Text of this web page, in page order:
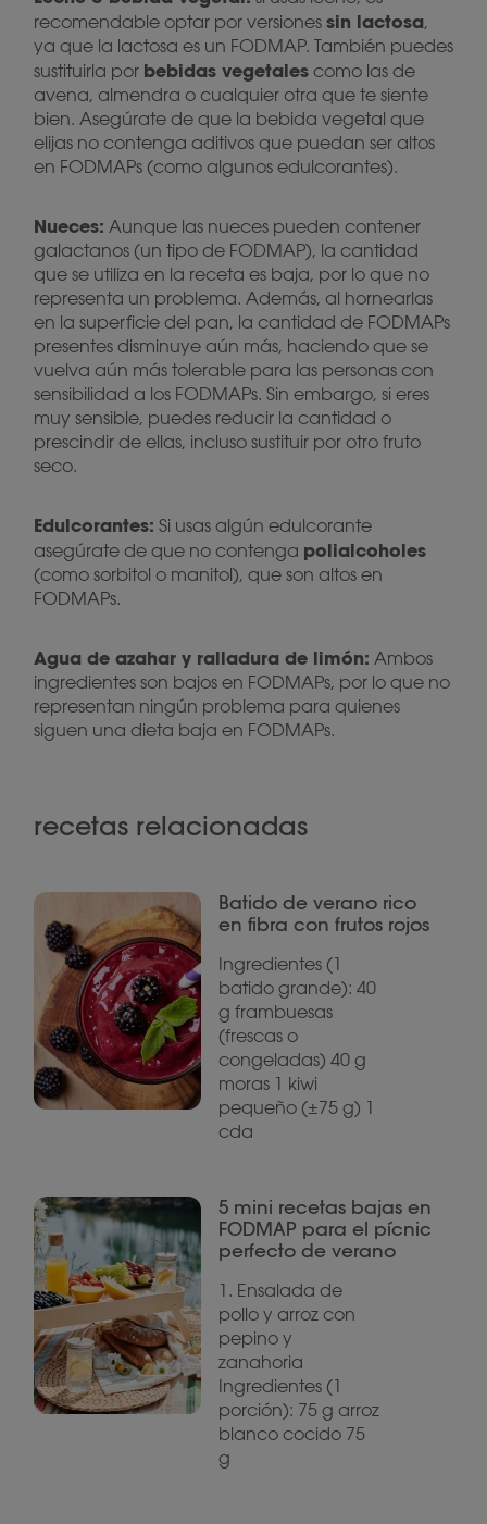
recomendable optar por versiones sin lactosa,
ya que la lactosa es un FODMAP. También puedes
sustituirla por bebidas vegetales como las de
avena, almendra o cualquier otra que te siente
bien. Asegúrate de que la bebida vegetal que
elijas no contenga aditivos que puedan ser altos
en FODMAPs (como algunos edulcorantes).
Nueces: Aunque las nueces pueden contener
galactanos (un tipo de FODMAP), la cantidad
que se utiliza en la receta es baja, por lo que no
representa un problema. Además, al hornearlas
en la superficie del pan, la cantidad de FODMAPs
presentes disminuye aún más, haciendo que se
vuelva aún más tolerable para las personas con
sensibilidad a los FODMAPs. Sin embargo, si eres
muy sensible, puedes reducir la cantidad o
prescindir de ellas, incluso sustituir por otro fruto
seco.
Edulcorantes: Si usas algún edulcorante
asegúrate de que no contenga polialcoholes
(como sorbitol o manitol), que son altos en
FODMAPs.
Agua de azahar y ralladura de limón: Ambos
ingredientes son bajos en FODMAPs, por lo que no
representan ningún problema para quienes
siguen una dieta baja en FODMAPs.
recetas relacionadas
Batido de verano rico
en fibra con frutos rojos
Ingredientes (1
batido grande): 40
g frambuesas
(frescas o
congeladas) 40 g
moras 1 kiwi
pequeño (±75 g) 1
cda
5 mini recetas bajas en
FODMAP para el pícnic
perfecto de verano
1. Ensalada de
pollo y arroz con
pepino y
zanahoria
Ingredientes (1
porción): 75 g arroz
blanco cocido 75
g